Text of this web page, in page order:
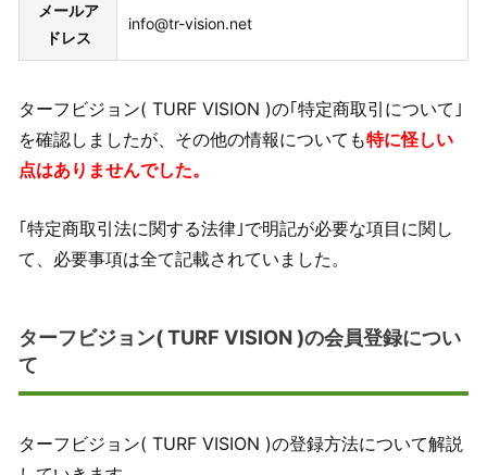
メールア
ドレス
info@tr-vision.net
ターフビジョン( TURF VISION )の｢特定商取引について｣
を確認しましたが、その他の情報についても特に怪しい
点はありませんでした。
｢特定商取引法に関する法律｣で明記が必要な項目に関し
て、必要事項は全て記載されていました。
ターフビジョン( TURF VISION )の会員登録につい
て
ターフビジョン( TURF VISION )の登録方法について解説